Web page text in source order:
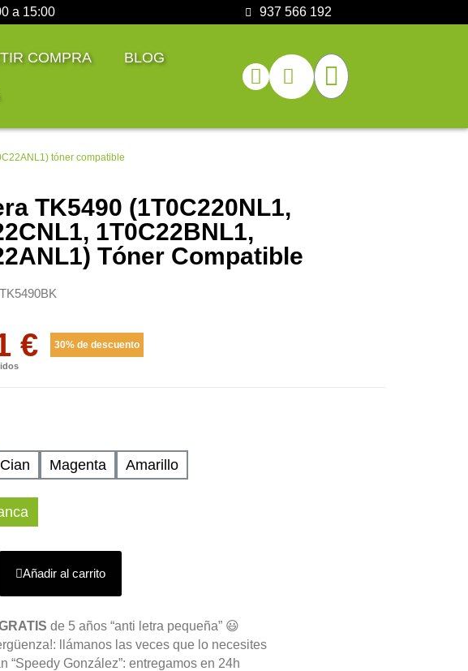
a 15:00 937 566 192
COMPRA BLOG
tóner compatible
TK5490 (1T0C220NL1,
1T0C22BNL1,
Tóner Compatible
TK5490BK
€ 30% de descuento
Cian Magenta Amarillo
Añadir al carrito
de 5 años “anti letra pequeña” 😃
llámanos las veces que lo necesites
“Speedy González”: entregamos en 24h